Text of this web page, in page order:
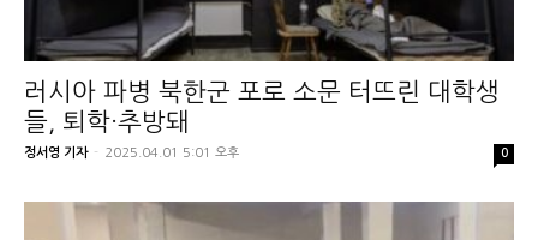
러시아 파병 북한군 포로 소문 터뜨린 대학생
들, 퇴학·추방돼
정서영 기자 - 2025.04.01 5:01 오후 0